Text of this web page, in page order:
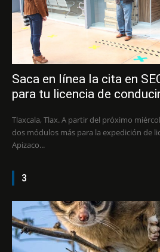
Saca en línea la cita en
para tu licencia de
Tlaxcala, Tlax. A partir del próximo
dos módulos más para la expedición de
Apizaco...
3